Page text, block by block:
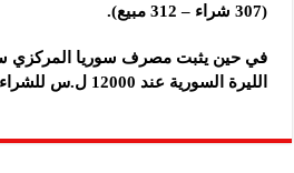
(307 شراء – 312 مبيع).
في حين يثبت مصرف سوريا المركزي
الليرة السورية عند 12000 ل.س للشراء، 12120 ل.س للمبيع.